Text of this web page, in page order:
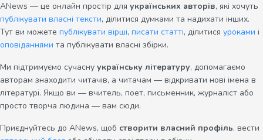
ANews — це онлайн простір для українських авторів, які хочуть
публікувати власні тексти, ділитися думками та надихати інших.
Тут ви можете публікувати вірші, писати статті, ділитися уроками і
оповіданнями та публікувати власні збірки.
Ми підтримуємо сучасну українську літературу, допомагаємо
авторам знаходити читачів, а читачам — відкривати нові імена в
літературі. Якщо ви — вчитель, поет, письменник, журналіст або
просто творча людина — вам сюди.
Приєднуйтесь до ANews, щоб створити власний профіль, вести